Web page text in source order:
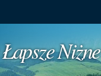
Niżne